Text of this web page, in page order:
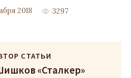
2018 3297
СТАТЬИ
«Сталкер»